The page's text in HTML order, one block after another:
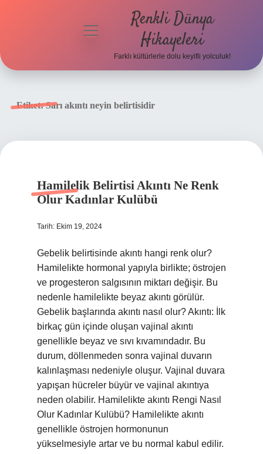
Politikası
menüyü
Renkli Dünya
Hikayeleri
Farklı kültürlerle dolu keyifli yolculuk!
Etiket:Sarı akıntı neyin belirtisidir
Hamilelik Belirtisi Akıntı Ne Renk
Olur Kadınlar Kulübü
Tarih: Ekim 19, 2024
Gebelik belirtisinde akıntı hangi renk olur?
Hamilelikte hormonal yapıyla birlikte; östrojen
ve progesteron salgısının miktarı değişir. Bu
nedenle hamilelikte beyaz akıntı görülür.
Gebelik başlarında akıntı nasıl olur? Akıntı: İlk
birkaç gün içinde oluşan vajinal akıntı
genellikle beyaz ve sıvı kıvamındadır. Bu
durum, döllenmeden sonra vajinal duvarın
kalınlaşması nedeniyle oluşur. Vajinal duvara
yapışan hücreler büyür ve vajinal akıntıya
neden olabilir. Hamilelikte akıntı Rengi Nasıl
Olur Kadınlar Kulübü? Hamilelikte akıntı
genellikle östrojen hormonunun
yükselmesiyle artar ve bu normal kabul edilir.